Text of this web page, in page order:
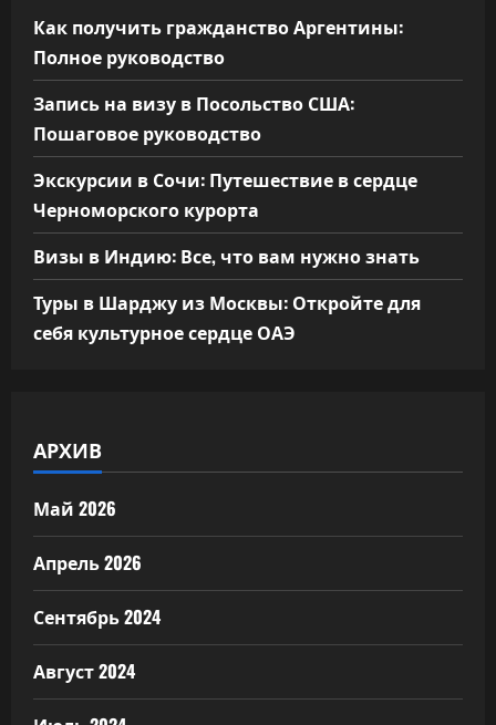
Как получить гражданство Аргентины:
Полное руководство
Запись на визу в Посольство США:
Пошаговое руководство
Экскурсии в Сочи: Путешествие в сердце
Черноморского курорта
Визы в Индию: Все, что вам нужно знать
Туры в Шарджу из Москвы: Откройте для
себя культурное сердце ОАЭ
АРХИВ
Май 2026
Апрель 2026
Сентябрь 2024
Август 2024